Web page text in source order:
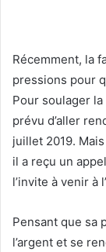
Récemment, la
pressions pour
Pour soulager
prévu d’aller
juillet 2019.
il a reçu un
l’invite à venir à
Pensant que sa
l’argent et se